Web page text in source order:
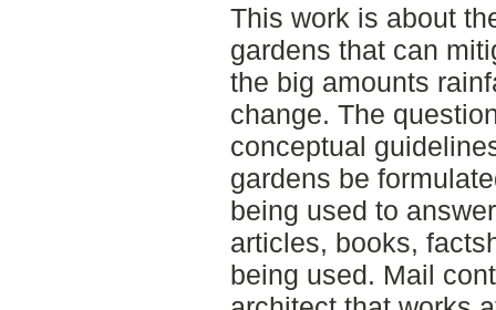
This work is about
gardens that can
the big amounts
change. The
conceptual
gardens be
being used to
articles, books,
being used. Mail